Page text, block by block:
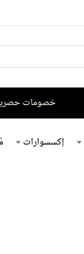
خصومات حصرية
إكسسوارات